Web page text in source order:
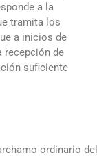
a la
tramita los
a inicios de
recepción de
suficiente
ordinario